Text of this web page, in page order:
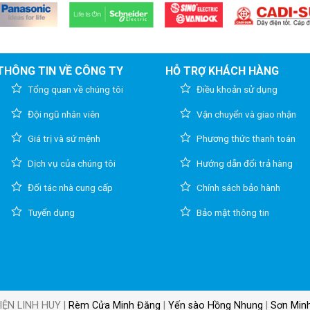
TIN VỀ CÔNG TY
Tổng quan về chúng tôi
Đội ngũ nhân viên
Giá trị và sứ mệnh
Dịch vụ của chúng tôi
Đối tác nhà cung cấp
Tuyển dụng
HỖ TRỢ KHÁCH HÀNG
Điều khoản sử dụng
Vận chuyển và giao nhận
Phương thức thanh toán
Hướng dẫn đổi trả hàng
Chính sách bảo hành
Bảo mật thông tin
LINH HUY | Rèm Cửa Minh Đăng Yến sào Hồng Nhung Sơn